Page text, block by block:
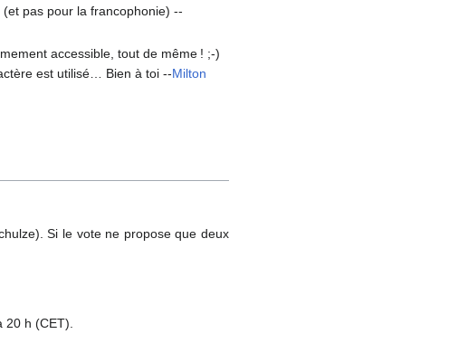
pas pour la francophonie) --
accessible, tout de même ! ;-)
est utilisé… Bien à toi --Milton
Si le vote ne propose que deux
h (CET).